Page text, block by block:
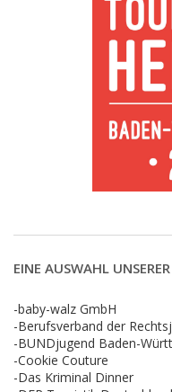
EINE AUSWAHL
-baby-walz GmbH
-Berufsverband der
-BUNDjugend Baden-
-Cookie Couture
-Das Kriminal Dinner